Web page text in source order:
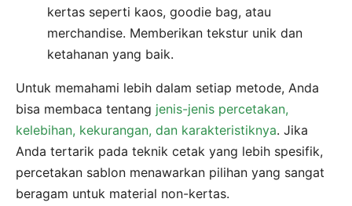
kertas seperti kaos, goodie bag, atau
merchandise. Memberikan tekstur unik dan
ketahanan yang baik.
Untuk memahami lebih dalam setiap metode, Anda
bisa membaca tentang jenis-jenis percetakan,
kelebihan, kekurangan, dan karakteristiknya. Jika
Anda tertarik pada teknik cetak yang lebih spesifik,
percetakan sablon menawarkan pilihan yang sangat
beragam untuk material non-kertas.